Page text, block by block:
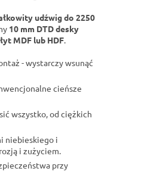
udźwig do 2250
10 mm DTD desky
MDF lub HDF.
- wystarczy wsunąć
cieńsze
wszystko, od ciężkich
niebieskiego i
i zużyciem.
przy